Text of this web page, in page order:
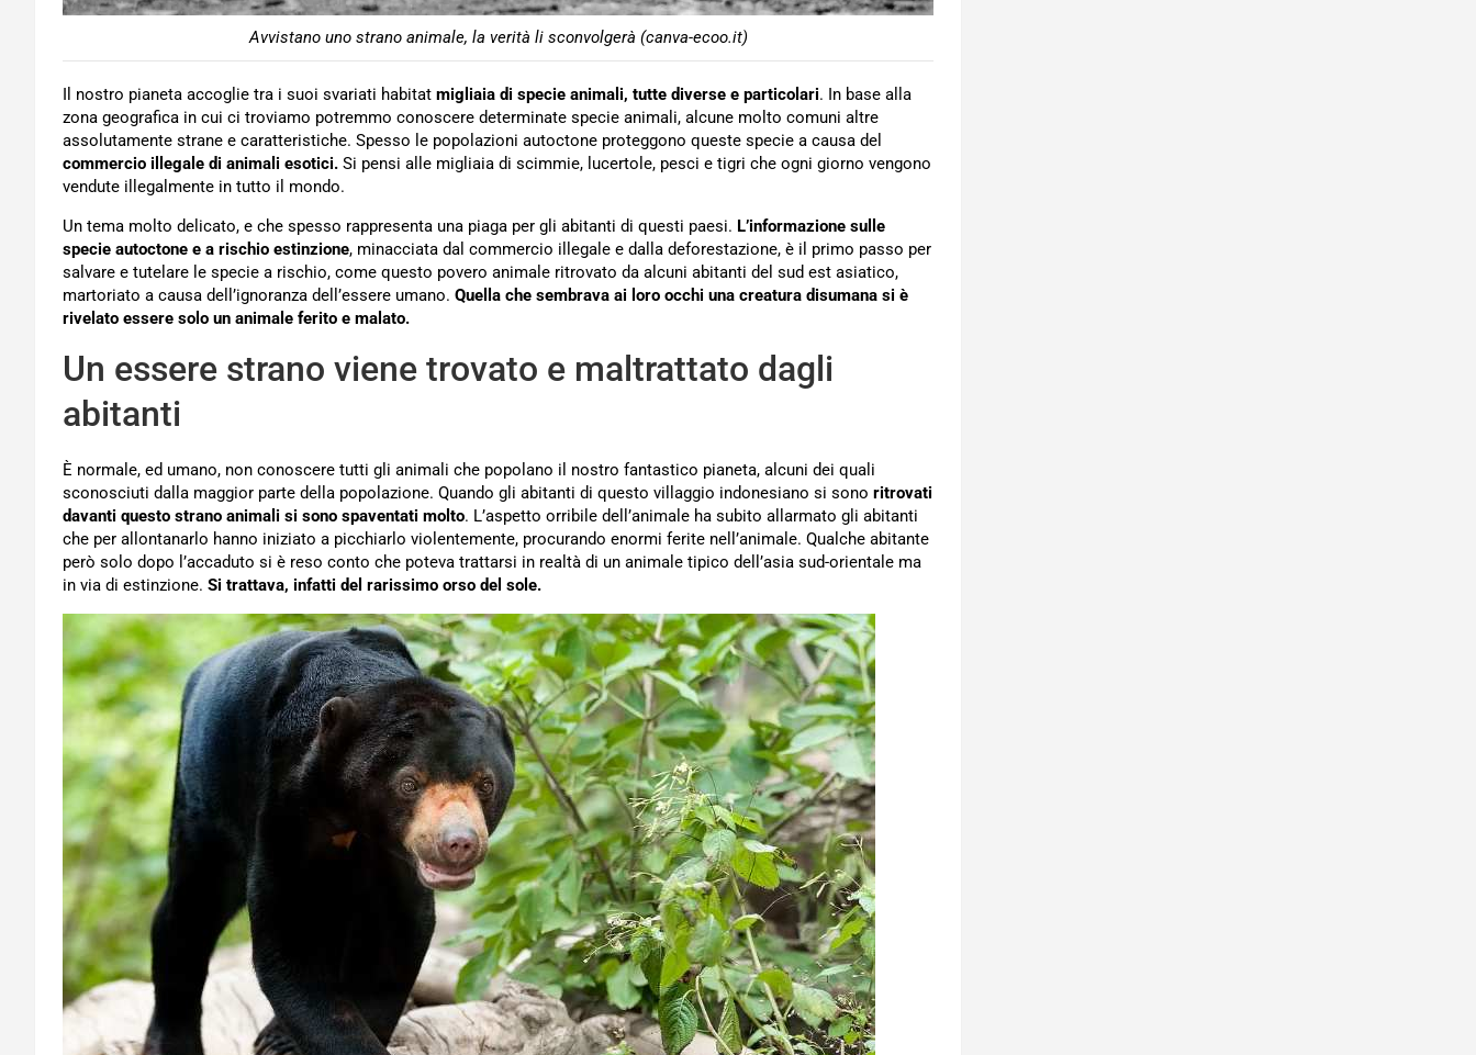
Avvistano uno strano animale, la verità li sconvolgerà (canva-ecoo.it)
Il nostro pianeta accoglie tra i suoi svariati habitat migliaia di specie animali, tutte diverse e particolari. In base alla
zona geografica in cui ci troviamo potremmo conoscere determinate specie animali, alcune molto comuni altre
assolutamente strane e caratteristiche. Spesso le popolazioni autoctone proteggono queste specie a causa del
commercio illegale di animali esotici. Si pensi alle migliaia di scimmie, lucertole, pesci e tigri che ogni giorno vengono
vendute illegalmente in tutto il mondo.
Un tema molto delicato, e che spesso rappresenta una piaga per gli abitanti di questi paesi. L’informazione sulle
specie autoctone e a rischio estinzione, minacciata dal commercio illegale e dalla deforestazione, è il primo passo per
salvare e tutelare le specie a rischio, come questo povero animale ritrovato da alcuni abitanti del sud est asiatico,
martoriato a causa dell’ignoranza dell’essere umano. Quella che sembrava ai loro occhi una creatura disumana si è
rivelato essere solo un animale ferito e malato.
Un essere strano viene trovato e maltrattato dagli
abitanti
È normale, ed umano, non conoscere tutti gli animali che popolano il nostro fantastico pianeta, alcuni dei quali
sconosciuti dalla maggior parte della popolazione. Quando gli abitanti di questo villaggio indonesiano si sono ritrovati
davanti questo strano animali si sono spaventati molto. L’aspetto orribile dell’animale ha subito allarmato gli abitanti
che per allontanarlo hanno iniziato a picchiarlo violentemente, procurando enormi ferite nell’animale. Qualche abitante
però solo dopo l’accaduto si è reso conto che poteva trattarsi in realtà di un animale tipico dell’asia sud-orientale ma
in via di estinzione. Si trattava, infatti del rarissimo orso del sole.